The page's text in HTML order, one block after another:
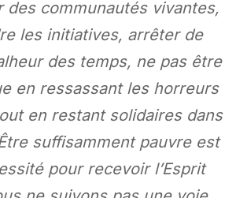
des communautés vivantes,
les initiatives, arrêter de
des temps, ne pas être
en ressassant les horreurs
en restant solidaires dans
suffisamment pauvre est
pour recevoir l’Esprit